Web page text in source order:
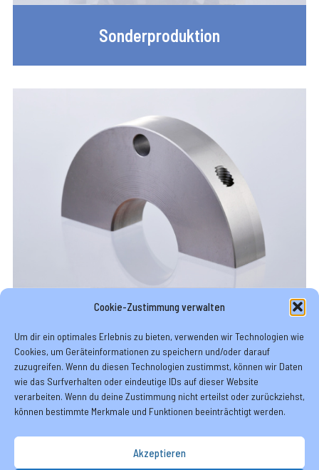
Cookie-Zustimmung verwalten
Um dir ein optimales Erlebnis zu bieten, verwenden wir Technologien wie
Cookies, um Geräteinformationen zu speichern und/oder darauf
zuzugreifen. Wenn du diesen Technologien zustimmst, können wir Daten
wie das Surfverhalten oder eindeutige IDs auf dieser Website
verarbeiten. Wenn du deine Zustimmung nicht erteilst oder zurückziehst,
können bestimmte Merkmale und Funktionen beeinträchtigt werden.
Akzeptieren
Sonderproduktion
Krankenhausbetten
Kontakt